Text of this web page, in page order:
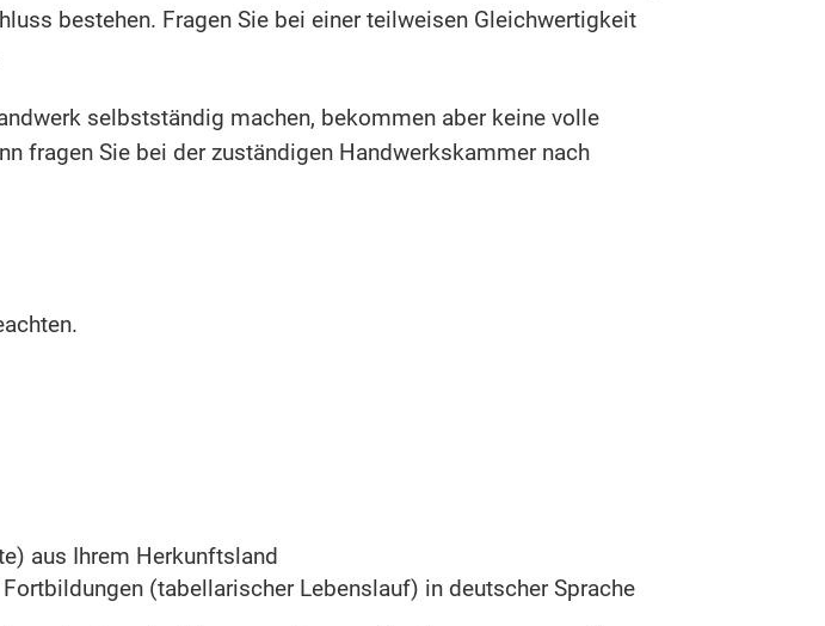
bestehen. Fragen Sie bei einer teilweisen Gleichwertigkeit
selbstständig machen, bekommen aber keine volle
fragen Sie bei der zuständigen Handwerkskammer nach
aus Ihrem Herkunftsland
(tabellarischer Lebenslauf) in deutscher Sprache